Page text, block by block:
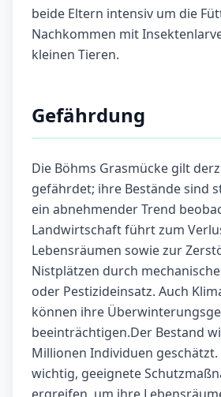
beide Eltern intensiv um die
Nachkommen mit
kleinen Tieren.
Gefährdung
Die Böhms Grasmücke gilt
gefährdet; ihre Bestände sind
ein abnehmender Trend
Landwirtschaft führt zum
Lebensräumen sowie zur
Nistplätzen durch
oder Pestizideinsatz. Auch
können ihre
beeinträchtigen.Der Bestand
Millionen Individuen geschätzt.
wichtig, geeignete